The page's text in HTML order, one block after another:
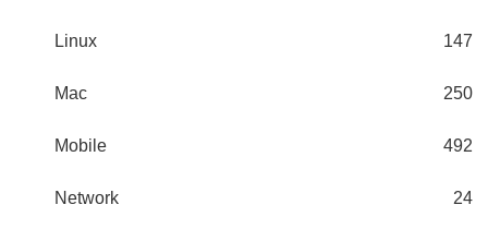
Linux 147
Mac 250
Mobile 492
Network 24